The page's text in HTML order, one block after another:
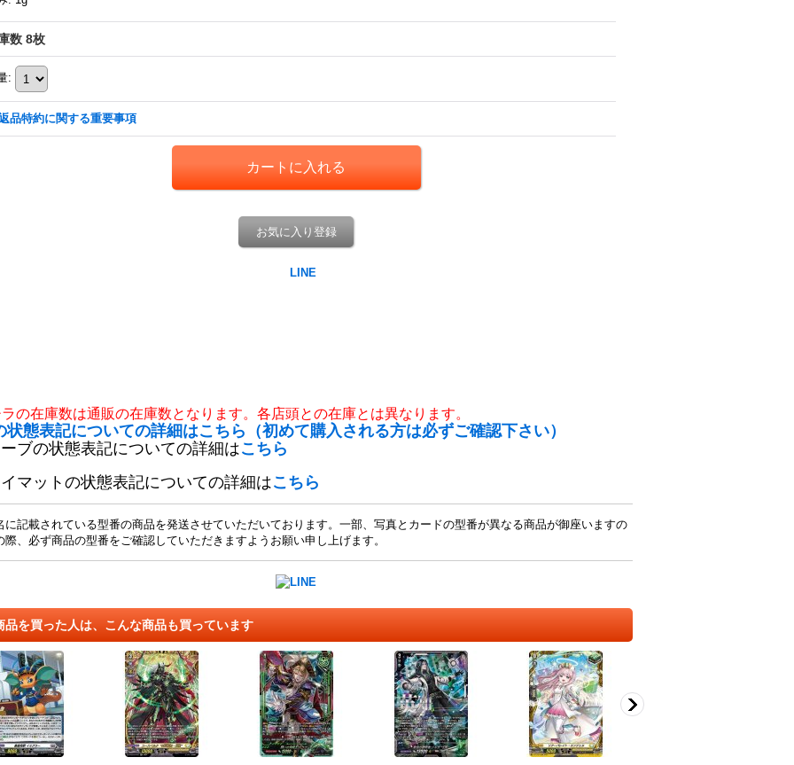
数 8枚
:
品特約に関する重要事項
お気に入り登録
の在庫数は通販の在庫数となります。各店頭との在庫とは異なります。
状態表記についての詳細はこちら（初めて購入される方は必ずご確認下さい）
ブの状態表記についての詳細はこちら
マットの状態表記についての詳細はこちら
記載されている型番の商品を発送させていただいております。一部、写真とカードの型番が異なる商品が御座いますの
際、必ず商品の型番をご確認していただきますようお願い申し上げます。
品を買った人は、こんな商品も買っています